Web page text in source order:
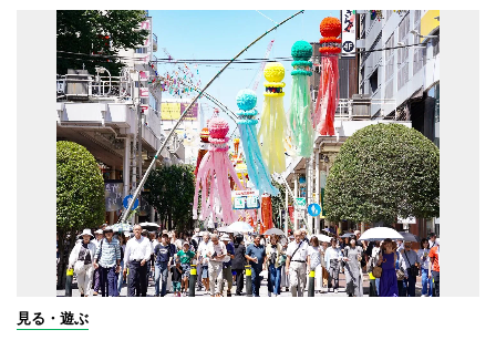
見る・遊ぶ